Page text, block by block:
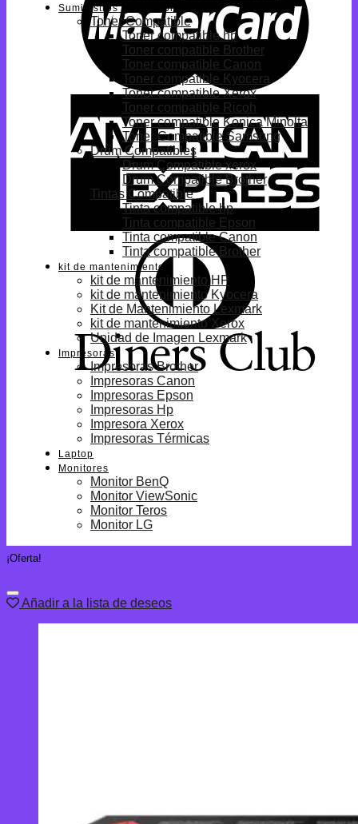
Suministros Compatibles
Toner Compatible
Toner compatible hp
Toner compatible Brother
Toner compatible Canon
Toner compatible Kyocera
Toner compatible Xerox
Toner compatible Ricoh
Toner compatible Konica Minolta
Toner Compatible Samsung
Drum Compatibles
Drum Compatible xerox
Drum Compatible Brother
Tintas Compatible
Tinta compatible hp
Tinta compatible Epson
Tinta compatible Canon
Tinta compatible Brother
kit de mantenimiento
kit de mantenimiento HP
kit de mantenimiento Kyocera
Kit de Mantenimiento Lexmark
kit de mantenimiento Xerox
Unidad de Imagen Lexmark
Impresoras
Impresoras Brother
Impresoras Canon
Impresoras Epson
Impresoras Hp
Impresora Xerox
Impresoras Térmicas
Laptop
Monitores
Monitor BenQ
Monitor ViewSonic
Monitor Teros
Monitor LG
¡Oferta!
Añadir a la lista de deseos